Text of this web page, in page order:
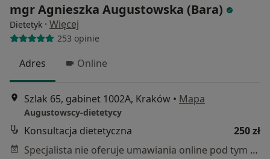
mgr Agnieszka Augustowska (Bara)
Dietetyk · Więcej
253 opinie
Adres Online
Szlak 65, gabinet 1002A, Kraków • Mapa
Augustowscy-dietetycy
Konsultacja dietetyczna
250 zł
Specjalista nie oferuje umawiania online pod tym adresem.